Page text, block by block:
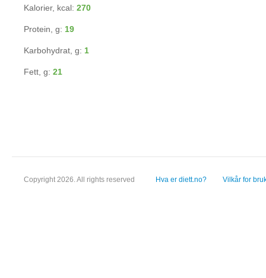
Kalorier, kcal: 270
Protein, g: 19
Karbohydrat, g: 1
Fett, g: 21
Copyright 2026. All rights reserved Hva er diett.no? Vilkår for